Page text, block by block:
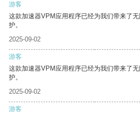
游客
这款加速器VPM应用程序已经为我们带来了
护。
2025-09-02
游客
这款加速器VPM应用程序已经为我们带来了
护。
2025-09-02
游客